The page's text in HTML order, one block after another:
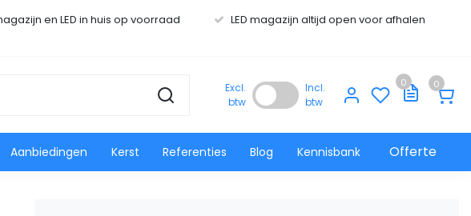
en LED in huis op voorraad LED magazijn altijd open voor afhalen
Excl.
btw
Incl.
btw
0 0
Aanbiedingen Kerst Referenties Blog Kennisbank Offerte